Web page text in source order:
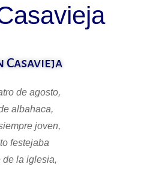
Casavieja
de agosto,
albahaca,
joven,
festejaba
de la iglesia,